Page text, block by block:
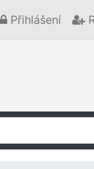
Přihlášení